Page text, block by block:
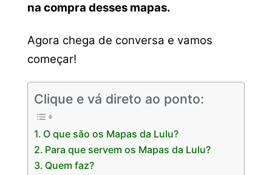
na compra desses mapas.
Agora chega de conversa e vamos
começar!
Clique e vá direto ao ponto:
O que são os Mapas da Lulu?
Para que servem os Mapas da Lulu?
Quem faz?